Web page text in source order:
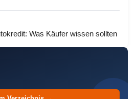
Was Käufer wissen sollten